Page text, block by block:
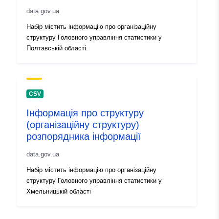
uriRef:
0da6-45a4-b94a-1896bd0f7b9b
Informacje o
data.gov.ua
Набір містить інформацію про організаційну
структуру Головного управління статистики у
Полтавській області.
CSV
Інформація про структуру
(організаційну структуру)
розпорядника інформації
data.gov.ua
Набір містить інформацію про організаційну
структуру Головного управління статистики y
Хмельницькій області